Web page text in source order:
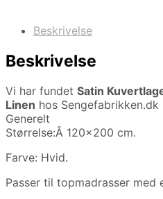
Beskrivelse
Beskrivelse
Vi har fundet Satin
Linen hos
Generelt
Størrelse:Â 120×200 cm.
Farve: Hvid.
Passer til topmadrasser med